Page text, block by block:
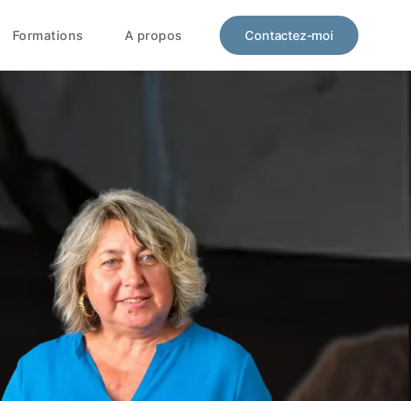
Formations A propos Contactez-moi